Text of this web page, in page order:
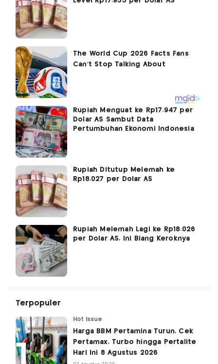
Rupiah Menguat ke Rp17.947 per
Dolar AS Sambut Data
Pertumbuhan Ekonomi Indonesia
Rupiah Ditutup Melemah ke
Rp18.027 per Dolar AS
Rupiah Melemah Lagi ke Rp18.026
per Dolar AS, Ini Biang Keroknya
Terpopuler
Hot Issue
Harga BBM Pertamina Turun, Cek
Pertamax, Turbo hingga Pertalite
Hari Ini 8 Agustus 2026